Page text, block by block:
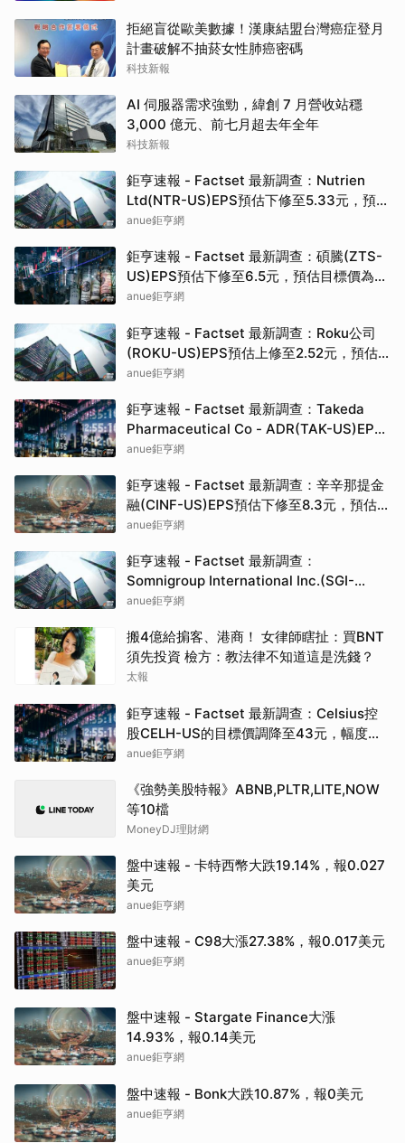
拒絕盲從歐美數據！漢康結盟台灣癌症登月
計畫破解不抽菸女性肺癌密碼
科技新報
AI 伺服器需求強勁，緯創 7 月營收站穩
3,000 億元、前七月超去年全年
科技新報
鉅亨速報 - Factset 最新調查：Nutrien
Ltd(NTR-US)EPS預估下修至5.33元，預估
目標價為80.00元
anue鉅亨網
鉅亨速報 - Factset 最新調查：碩騰(ZTS-
US)EPS預估下修至6.5元，預估目標價為
90.00元
anue鉅亨網
鉅亨速報 - Factset 最新調查：Roku公司
(ROKU-US)EPS預估上修至2.52元，預估
目標價為160.00元
anue鉅亨網
鉅亨速報 - Factset 最新調查：Takeda
Pharmaceutical Co - ADR(TAK-US)EPS
預估上修至0.37元，預估目標價為19.82元
anue鉅亨網
鉅亨速報 - Factset 最新調查：辛辛那提金
融(CINF-US)EPS預估下修至8.3元，預估目
標價為192.50元
anue鉅亨網
鉅亨速報 - Factset 最新調查：
Somnigroup International Inc.(SGI-
US)EPS預估下修至3元，預估目標價為
anue鉅亨網
搬4億給掮客、港商！ 女律師瞎扯：買BNT
須先投資 檢方：教法律不知道這是洗錢？
太報
鉅亨速報 - Factset 最新調查：Celsius控
股CELH-US的目標價調降至43元，幅度約
3.37%
anue鉅亨網
《強勢美股特報》ABNB,PLTR,LITE,NOW
等10檔
MoneyDJ理財網
盤中速報 - 卡特西幣大跌19.14%，報0.027
美元
anue鉅亨網
盤中速報 - C98大漲27.38%，報0.017美元
anue鉅亨網
盤中速報 - Stargate Finance大漲
14.93%，報0.14美元
anue鉅亨網
盤中速報 - Bonk大跌10.87%，報0美元
anue鉅亨網